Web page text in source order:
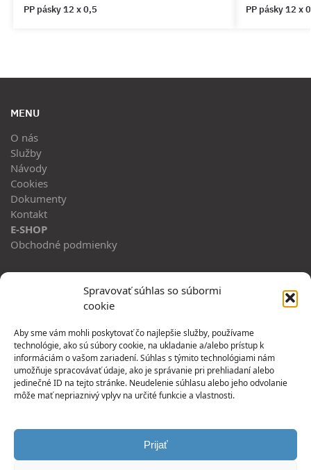
Spravovať súhlas so súbormi
cookie
Aby sme vám mohli poskytovať čo najlepšie služby, používame
technológie, ako sú súbory cookie, na ukladanie a/alebo prístup k
informáciám o vašom zariadení. Súhlas s týmito technológiami nám
umožňuje spracovávať údaje, ako je správanie pri prehliadaní alebo
jedinečné ID na tejto stránke. Neudelenie súhlasu alebo jeho odvolanie
môže mať nepriaznivý vplyv na určité funkcie a vlastnosti.
Prijať
PP pásky 12 x 0,5 PP pásky 12 x
MENU
O nás
Služby
Návody
Cookies
Dokumenty
Kontakt
E-SHOP
Obchodné podmienky
Horný Hričov 483
013 42, Horný Hričov
PREVÁDZKA:
Jesenná 1
080 05 Prešov
Instagram